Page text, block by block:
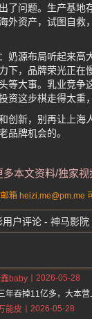
了问题。生产基
资产，试图自救
奶源布局听起来
，品牌荣光正在
等大事。乳业竞
这步棋走得太重
新，别再让上海
品牌机会的。
本文资料/独家
箱 heizi.me@pm.me
用户评论 - 神马影院
baby
2026-05-28
吞掉11亿多，大本
能皮
2026-05-28